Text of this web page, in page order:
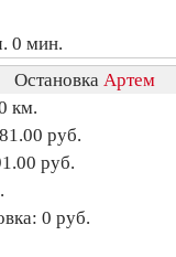
0 мин.
Остановка Артем
км.
руб.
руб.
0 руб.